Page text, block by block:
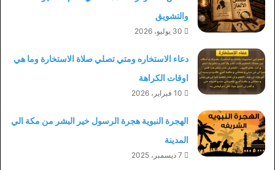
والتشويق
30 يوليو، 2026
دعاء الاستخاره ومتي تصلي صلاة الاستخارة وما هي
اوقات الكراهة
10 فبراير، 2026
الهجرة النبوية هجرة الرسول خير البشر من مكة الي
المدينة
7 ديسمبر، 2025